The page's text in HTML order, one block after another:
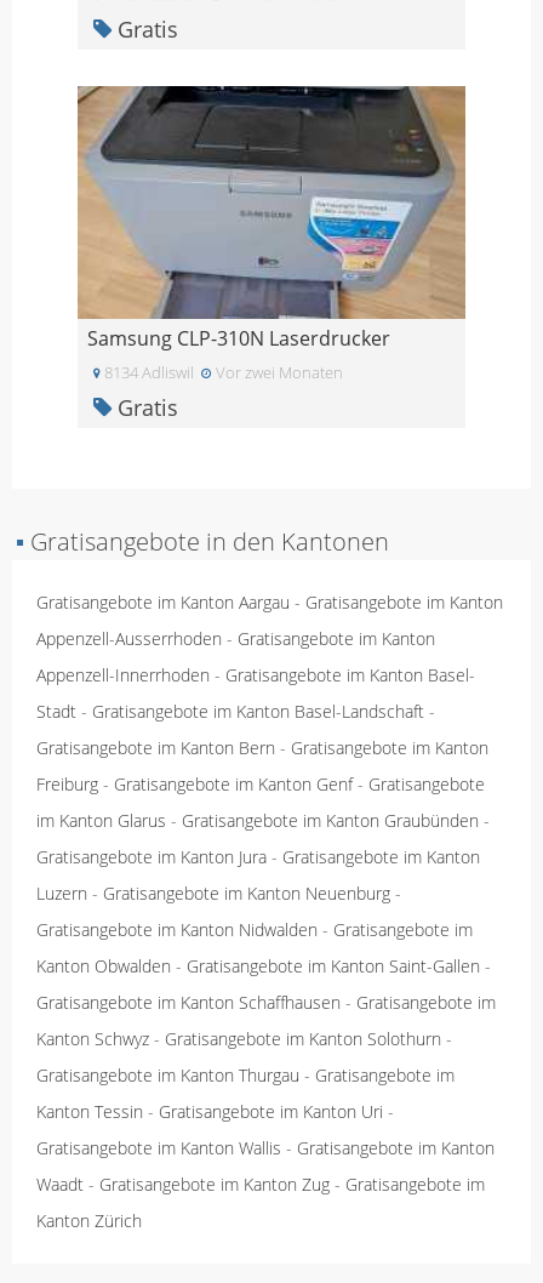
Gratis
Samsung CLP-310N Laserdrucker
8134 Adliswil Vor zwei Monaten
Gratis
▪ Gratisangebote in den Kantonen
Gratisangebote im Kanton Aargau - Gratisangebote im Kanton
Appenzell-Ausserrhoden - Gratisangebote im Kanton
Appenzell-Innerrhoden - Gratisangebote im Kanton Basel-
Stadt - Gratisangebote im Kanton Basel-Landschaft -
Gratisangebote im Kanton Bern - Gratisangebote im Kanton
Freiburg - Gratisangebote im Kanton Genf- Gratisangebote
im Kanton Glarus - Gratisangebote im Kanton Graubünden -
Gratisangebote im Kanton Jura - Gratisangebote im Kanton
Luzern - Gratisangebote im Kanton Neuenburg -
Gratisangebote im Kanton Nidwalden - Gratisangebote im
Kanton Obwalden - Gratisangebote im Kanton Saint-Gallen -
Gratisangebote im Kanton Schaffhausen - Gratisangebote im
Kanton Schwyz - Gratisangebote im Kanton Solothurn -
Gratisangebote im Kanton Thurgau - Gratisangebote im
Kanton Tessin - Gratisangebote im Kanton Uri -
Gratisangebote im Kanton Wallis - Gratisangebote im Kanton
Waadt - Gratisangebote im Kanton Zug - Gratisangebote im
Kanton Zürich